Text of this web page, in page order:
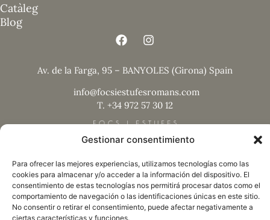
Gestionar consentimiento
Para ofrecer las mejores experiencias, utilizamos tecnologías como las
cookies para almacenar y/o acceder a la información del dispositivo. El
consentimiento de estas tecnologías nos permitirá procesar datos como el
comportamiento de navegación o las identificaciones únicas en este sitio.
No consentir o retirar el consentimiento, puede afectar negativamente a
ciertas características y funciones.
Av. de la Farga, 95 – BANYOLES (Girona) Spain
info@focsiestufesromans.com
T. +34 972 57 30 12
Catàleg
Blog
Nota legal
Política de privacitat
Termes i condicions